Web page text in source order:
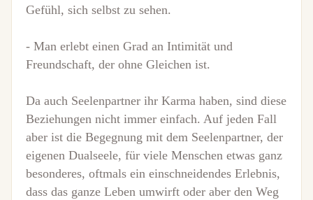
Gefühl, sich selbst zu sehen.
- Man erlebt einen Grad an Intimität und
Freundschaft, der ohne Gleichen ist.
Da auch Seelenpartner ihr Karma haben, sind diese
Beziehungen nicht immer einfach. Auf jeden Fall
aber ist die Begegnung mit dem Seelenpartner, der
eigenen Dualseele, für viele Menschen etwas ganz
besonderes, oftmals ein einschneidendes Erlebnis,
dass das ganze Leben umwirft oder aber den Weg